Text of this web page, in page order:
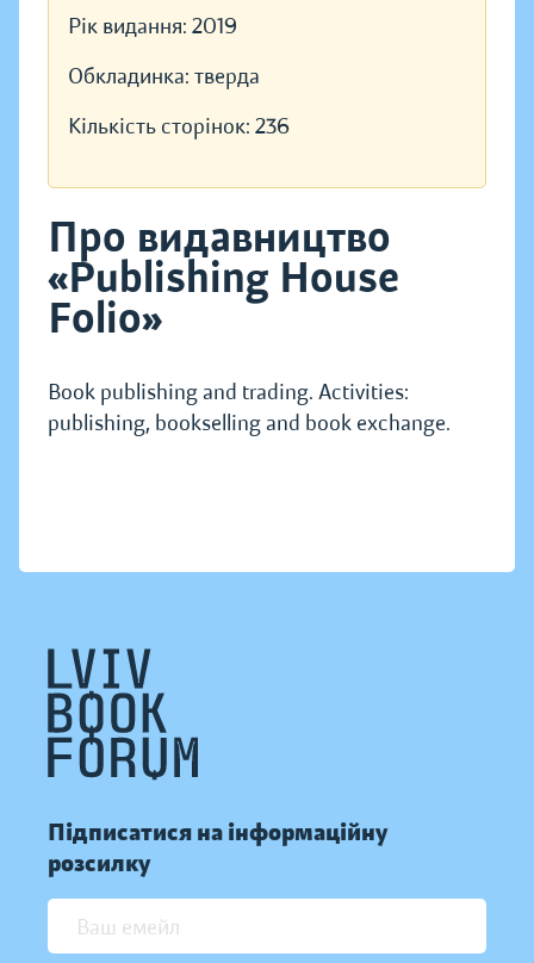
Рік видання: 2019
Обкладинка: тверда
Кількість сторінок: 236
Про видавництво
«Publishing House
Folio»
Book publishing and trading. Activities:
publishing, bookselling and book exchange.
Підписатися на інформаційну
розсилку